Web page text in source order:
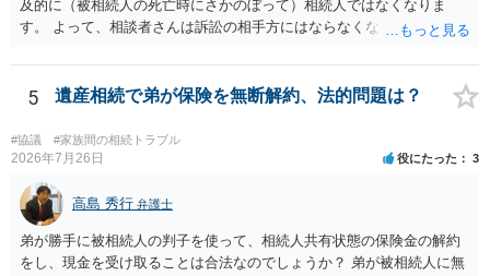
及的に（被相続人の死亡時にさかのぼって）相続人ではなくなりま
す。 よって、相談者さんは訴訟の相手方にはならなくなるので（明け
理証明を家庭裁判所で取得し、コピーを答弁書に添えて裁判所に提出
してください。 質問２について 請求棄却を求める答弁書を提出すれ
ば、第１回期日は出席する必要がありません。その日は差支え（用事
があり出席できない）との記載で十分です。 質問３について 弁護士で
はないので、ｍｉｎｔｓでの提出の必要は無いと思います。郵送（期
限までに届けばよい）で十分です。 詳細は、書面記載の裁判所書記官
にお問い合わせください。 以上、ご参考まで。
5 遺産相続で弟が保険を無断解約、法的問題は？
#協議 #家族間の相続トラブル
2026年7月26日 役にたった 3
高島 秀行 弁護士
弟が勝手に被相続人の判子を使って、相続人共有状態の保険金の解約
をし、現金を受け取ることは合法なのでしょうか？ 弟が被相続人に無